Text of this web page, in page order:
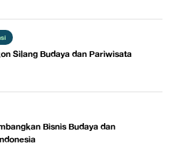
Silang Budaya dan Pariwisata
Bisnis Budaya dan